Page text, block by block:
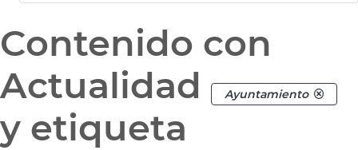
Contenido con
Actualidad
Ayuntamiento
y etiqueta